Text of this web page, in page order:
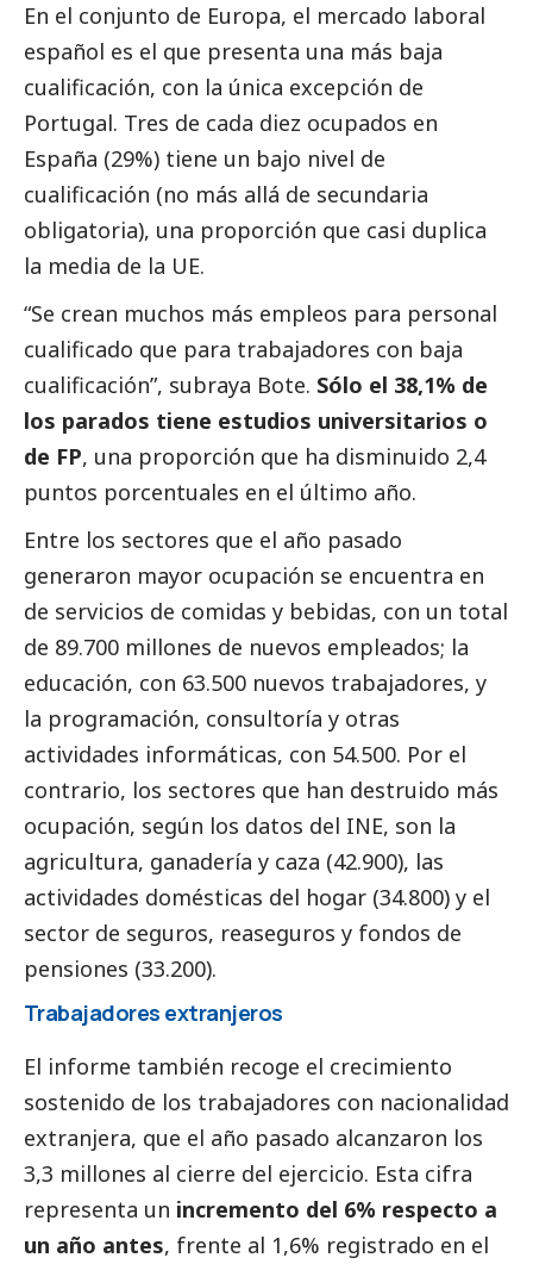
En el conjunto de Europa, el mercado laboral
español es el que presenta una más baja
cualificación, con la única excepción de
Portugal. Tres de cada diez ocupados en
España (29%) tiene un bajo nivel de
cualificación (no más allá de secundaria
obligatoria), una proporción que casi duplica
la media de la UE.
“Se crean muchos más empleos para personal
cualificado que para trabajadores con baja
cualificación”, subraya Bote. Sólo el 38,1% de
los parados tiene estudios universitarios o
de FP, una proporción que ha disminuido 2,4
puntos porcentuales en el último año.
Entre los sectores que el año pasado
generaron mayor ocupación se encuentra en
de servicios de comidas y bebidas, con un total
de 89.700 millones de nuevos empleados; la
educación, con 63.500 nuevos trabajadores, y
la programación, consultoría y otras
actividades informáticas, con 54.500. Por el
contrario, los sectores que han destruido más
ocupación, según los datos del INE, son la
agricultura, ganadería y caza (42.900), las
actividades domésticas del hogar (34.800) y el
sector de seguros, reaseguros y fondos de
pensiones (33.200).
Trabajadores extranjeros
El informe también recoge el crecimiento
sostenido de los trabajadores con nacionalidad
extranjera, que el año pasado alcanzaron los
3,3 millones al cierre del ejercicio. Esta cifra
representa un incremento del 6% respecto a
un año antes, frente al 1,6% registrado en el